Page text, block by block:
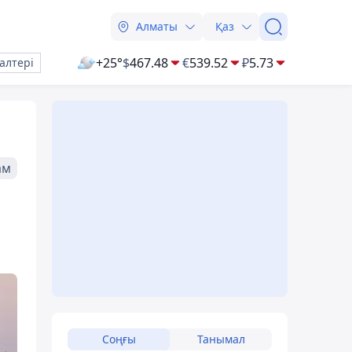
Алматы Қаз
+25°$467.48 €539.52 ₽5.73
Соңғы Танымал